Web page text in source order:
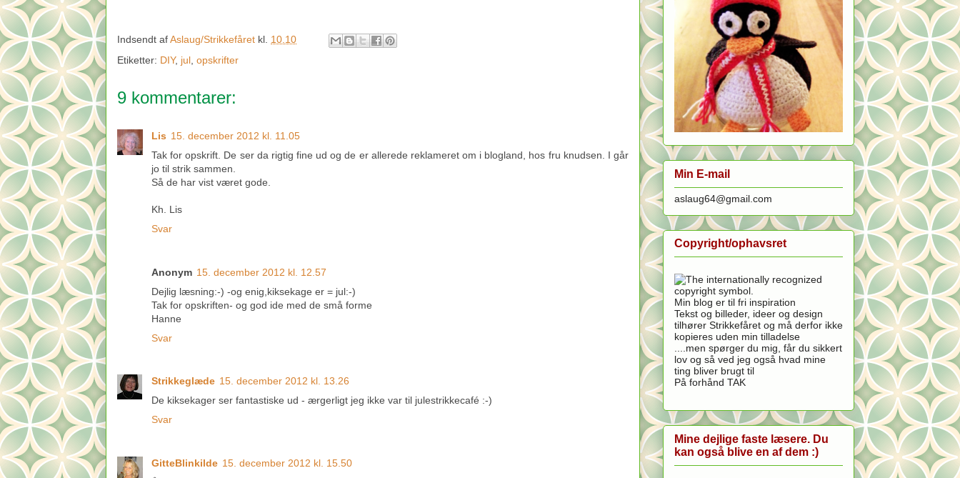
Indsendt afAslaug/Strikkefåret kl. 10.10
Etiketter: DIY, jul opskrifter
9 kommentarer:
Lis 15. december 2012 kl. 11.05
Tak for opskrift. De ser da rigtig fine ud og de er allerede reklameret om i blogland, hos fru knudsen. I går
jo til strik sammen.
Så de har vist været gode.
Kh. Lis
Svar
Anonym 15. december 2012 kl. 12.57
Dejlig læsning:-) -og enig,kiksekage er = jul:-)
Tak for opskriften- og god ide med de små forme
Hanne
Svar
Strikkeglæde 15. december 2012 kl. 13.26
De kiksekager ser fantastiske ud - ærgerligt jeg ikke var til julestrikkecafé :-)
Svar
GitteBlinkilde 15. december 2012 kl. 15.50
Min E-mail
aslaug64@gmail.com
Copyright/ophavsret
Min blog er til fri inspiration
Tekst og billeder, ideer og design
tilhører Strikkefåret og må derfor ikke
kopieres uden min tilladelse
....men spørger du mig, får du sikkert
lov og så ved jeg også hvad mine
ting bliver brugt til
På forhånd TAK
Mine dejlige faste læsere. Du
kan også blive en af dem :)